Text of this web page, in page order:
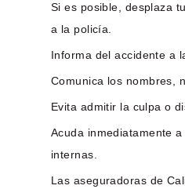
Si es posible, desplaza
a la policía.
Informa del accidente a
Comunica los nombres,
Evita admitir la culpa o
Acuda inmediatamente
internas.
Las aseguradoras de